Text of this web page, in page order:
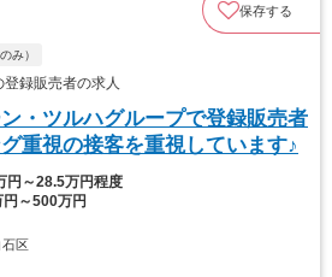
保存する
み）
録販売者の求人
・ツルハグループで登録販売者
重視の接客を重視しています♪
円～28.5万円程度
円～500万円
区